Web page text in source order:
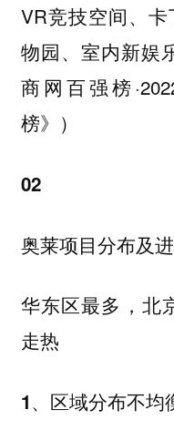
VR竞技空间、
物园、室内新娱
商网百强榜
榜》）
02
奥莱项目分布及
华东区最多，北
走热
1、区域分布不均